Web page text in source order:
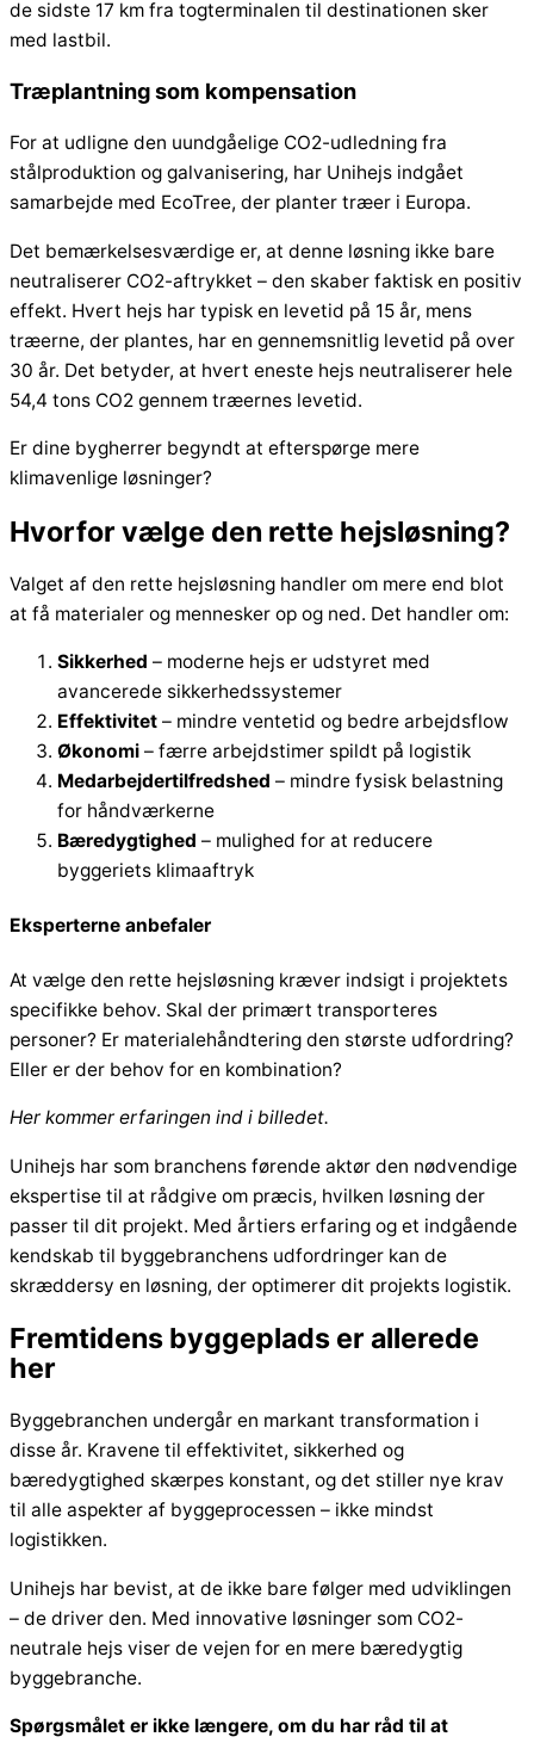
de sidste 17 km fra togterminalen til destinationen sker
med lastbil.
Træplantning som kompensation
For at udligne den uundgåelige CO2-udledning fra
stålproduktion og galvanisering, har Unihejs indgået
samarbejde med EcoTree, der planter træer i Europa.
Det bemærkelsesværdige er, at denne løsning ikke bare
neutraliserer CO2-aftrykket – den skaber faktisk en positiv
effekt. Hvert hejs har typisk en levetid på 15 år, mens
træerne, der plantes, har en gennemsnitlig levetid på over
30 år. Det betyder, at hvert eneste hejs neutraliserer hele
54,4 tons CO2 gennem træernes levetid.
Er dine bygherrer begyndt at efterspørge mere
klimavenlige løsninger?
Hvorfor vælge den rette hejsløsning?
Valget af den rette hejsløsning handler om mere end blot
at få materialer og mennesker op og ned. Det handler om:
Sikkerhed – moderne hejs er udstyret med
avancerede sikkerhedssystemer
Effektivitet – mindre ventetid og bedre arbejdsflow
Økonomi – færre arbejdstimer spildt på logistik
Medarbejdertilfredshed – mindre fysisk belastning
for håndværkerne
Bæredygtighed – mulighed for at reducere
byggeriets klimaaftryk
Eksperterne anbefaler
At vælge den rette hejsløsning kræver indsigt i projektets
specifikke behov. Skal der primært transporteres
personer? Er materialehåndtering den største udfordring?
Eller er der behov for en kombination?
Her kommer erfaringen ind i billedet.
Unihejs har som branchens førende aktør den nødvendige
ekspertise til at rådgive om præcis, hvilken løsning der
passer til dit projekt. Med årtiers erfaring og et indgående
kendskab til byggebranchens udfordringer kan de
skræddersy en løsning, der optimerer dit projekts logistik.
Fremtidens byggeplads er allerede
her
Byggebranchen undergår en markant transformation i
disse år. Kravene til effektivitet, sikkerhed og
bæredygtighed skærpes konstant, og det stiller nye krav
til alle aspekter af byggeprocessen – ikke mindst
logistikken.
Unihejs har bevist, at de ikke bare følger med udviklingen
– de driver den. Med innovative løsninger som CO2-
neutrale hejs viser de vejen for en mere bæredygtig
byggebranche.
Spørgsmålet er ikke længere, om du har råd til at